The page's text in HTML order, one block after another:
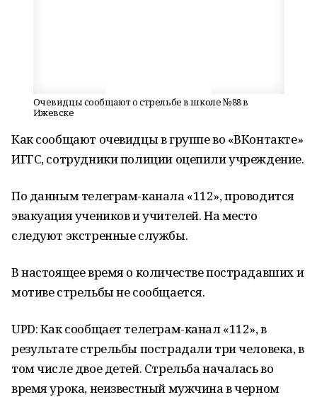
Очевидцы сообщают о стрельбе в школе №88 в
Ижевске
Как сообщают очевидцы в группе во «ВКонтакте»
ИГГС, сотрудники полиции оцепили учреждение.
По данным телеграм-канала «112», проводится
эвакуация учеников и учителей. На место
следуют экстренные службы.
В настоящее время о количестве пострадавших и
мотиве стрельбы не сообщается.
UPD: Как сообщает телеграм-канал «112», в
результате стрельбы пострадали три человека, в
том числе двое детей. Стрельба началась во
время урока, неизвестный мужчина в черном